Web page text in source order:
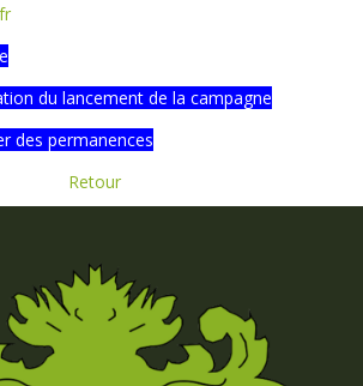
du lancement de la campagne
des permanences
Retour